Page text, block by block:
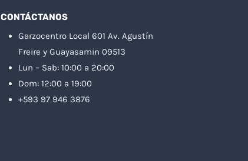
CONTÁCTANOS
Garzocentro Local 601 Av. Agustín
Freire y Guayasamin 09513
Lun – Sab: 10:00 a 20:00
Dom: 12:00 a 19:00
+593 97 946 3876